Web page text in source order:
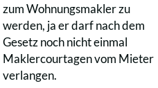
zum Wohnungsmakler zu
werden, ja er darf nach dem
Gesetz noch nicht einmal
Maklercourtagen vom Mieter
verlangen.